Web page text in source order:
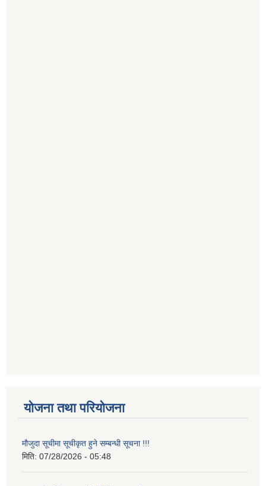
योजना तथा परियोजना
मौजुदा सूचीमा सूचीकृत हुने सम्बन्धी सूचना !!!
मिति: 07/28/2026 - 05:48